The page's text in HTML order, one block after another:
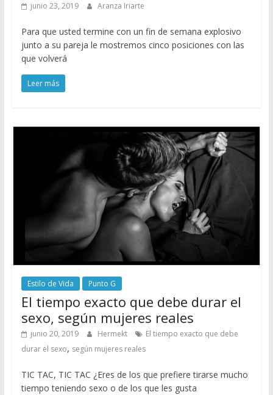
junio 23, 2019 Aranza Iriarte
Para que usted termine con un fin de semana explosivo
junto a su pareja le mostremos cinco posiciones con las
que volverá
Leer más
Estilo de Vida Punto G
El tiempo exacto que debe durar el
sexo, según mujeres reales
junio 20, 2019 Hermekt
El tiempo exacto que debe
durar el sexo, según mujeres reales
TIC TAC, TIC TAC ¿Eres de los que prefiere tirarse mucho
tiempo teniendo sexo o de los que les gusta